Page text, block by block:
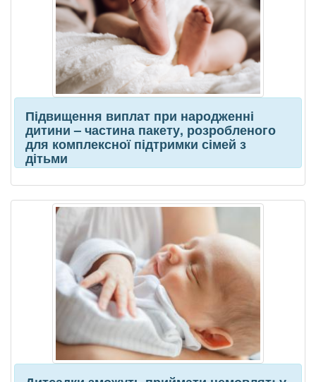
Підвищення виплат при народженні
дитини – частина пакету, розробленого
для комплексної підтримки сімей з
дітьми